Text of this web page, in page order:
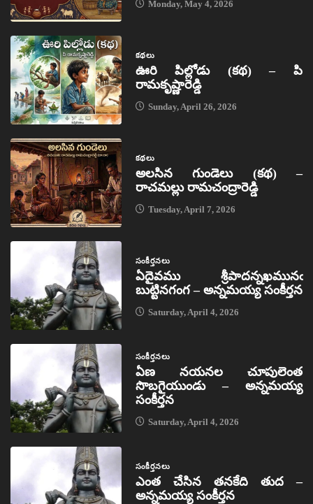
Monday, May 4, 2026
కథలు
ఊరి పిల్లోడు (కథ) – పి
రామకృష్ణారెడ్డి
Sunday, April 26, 2026
కథలు
అలసిన గుండెలు (కథ) –
రాచమల్లు రామచంద్రారెడ్డి
Tuesday, April 7, 2026
సంకీర్తనలు
ఏదైవము శ్రీపాదన్నఖమునఁ
బుట్టినగంగ – అన్నమయ్య సంకీర్తన
Saturday, April 4, 2026
సంకీర్తనలు
ఏణ నయనల చూపులెంత
సొబగైయుండు – అన్నమయ్య
సంకీర్తన
Saturday, April 4, 2026
సంకీర్తనలు
ఎంత చేసిన తనకేది తుద –
అన్నమయ్య సంకీర్తన